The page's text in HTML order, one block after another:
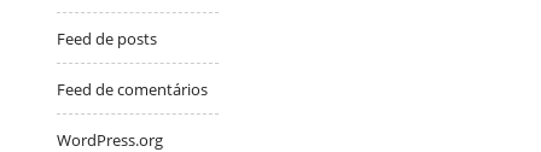
Feed de posts
Feed de comentários
WordPress.org